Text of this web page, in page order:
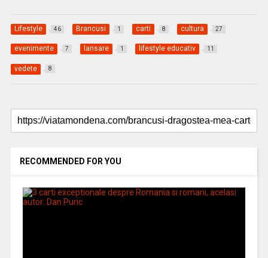
Lifestyle 46 Brancusi 1 carti 8 cultura 27
evenimente 7 lansare 1 lifestyle educativ 11
vedete 8
RECOMMENDED FOR YOU